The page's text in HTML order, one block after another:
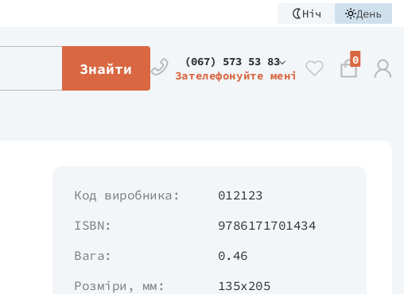
Ніч День
Знайти
(067) 573 53 83
Зателефонуйте мені
0
Код виробника:
012123
ISBN:
9786171701434
Вага:
0.46
Розміри, мм:
135х205